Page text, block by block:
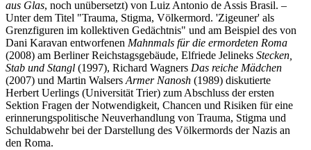
aus Glas, noch unübersetzt) von Luiz Antonio de Assis Brasil. –
Unter dem Titel "Trauma, Stigma, Völkermord. 'Zigeuner' als
Grenzfiguren im kollektiven Gedächtnis" und am Beispiel des von
Dani Karavan entworfenen Mahnmals für die ermordeten Roma
(2008) am Berliner Reichstagsgebäude, Elfriede Jelineks Stecken,
Stab und Stangl (1997), Richard Wagners Das reiche Mädchen
(2007) und Martin Walsers Armer Nanosh (1989) diskutierte
Herbert Uerlings (Universität Trier) zum Abschluss der ersten
Sektion Fragen der Notwendigkeit, Chancen und Risiken für eine
erinnerungspolitische Neuverhandlung von Trauma, Stigma und
Schuldabwehr bei der Darstellung des Völkermords der Nazis an
den Roma.